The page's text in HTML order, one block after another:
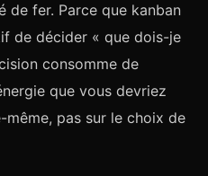
de fer. Parce que kanban
de décider « que dois-je
consomme de
que vous devriez
pas sur le choix de